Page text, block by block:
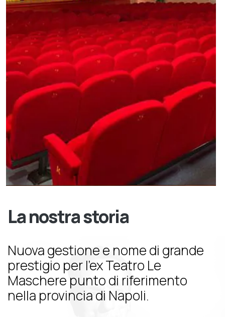
La nostra storia
Nuova gestione e nome di grande
prestigio per l’ex Teatro Le
Maschere punto di riferimento
nella provincia di Napoli.